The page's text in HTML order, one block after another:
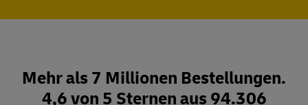
Mehr als 7 Millionen Bestellungen.
4,6 von 5 Sternen aus 94.306